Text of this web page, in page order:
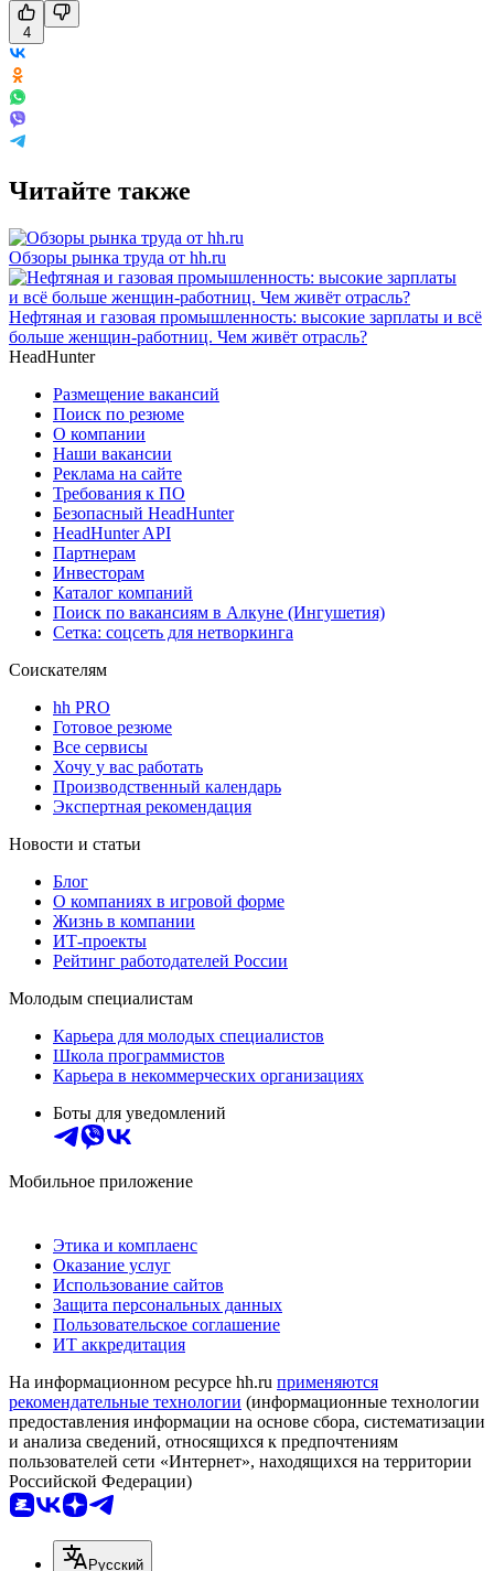
4
Читайте также
Обзоры рынка труда от hh.ru
Нефтяная и газовая промышленность: высокие зарплаты и всё
больше женщин-работниц. Чем живёт отрасль?
HeadHunter
Размещение вакансий
Поиск по резюме
О компании
Наши вакансии
Реклама на сайте
Требования к ПО
Безопасный HeadHunter
HeadHunter API
Партнерам
Инвесторам
Каталог компаний
Поиск по вакансиям в Алкуне (Ингушетия)
Сетка: соцсеть для нетворкинга
Соискателям
hh PRO
Готовое резюме
Все сервисы
Хочу у вас работать
Производственный календарь
Экспертная рекомендация
Новости и статьи
Блог
О компаниях в игровой форме
Жизнь в компании
ИТ-проекты
Рейтинг работодателей России
Молодым специалистам
Карьера для молодых специалистов
Школа программистов
Карьера в некоммерческих организациях
Боты для уведомлений
Мобильное приложение
Этика и комплаенс
Оказание услуг
Использование сайтов
Защита персональных данных
Пользовательское соглашение
ИТ аккредитация
На информационном ресурсе hh.ru применяются
рекомендательные технологии (информационные технологии
предоставления информации на основе сбора, систематизации
и анализа сведений, относящихся к предпочтениям
пользователей сети «Интернет», находящихся на территории
Российской Федерации)
Русский